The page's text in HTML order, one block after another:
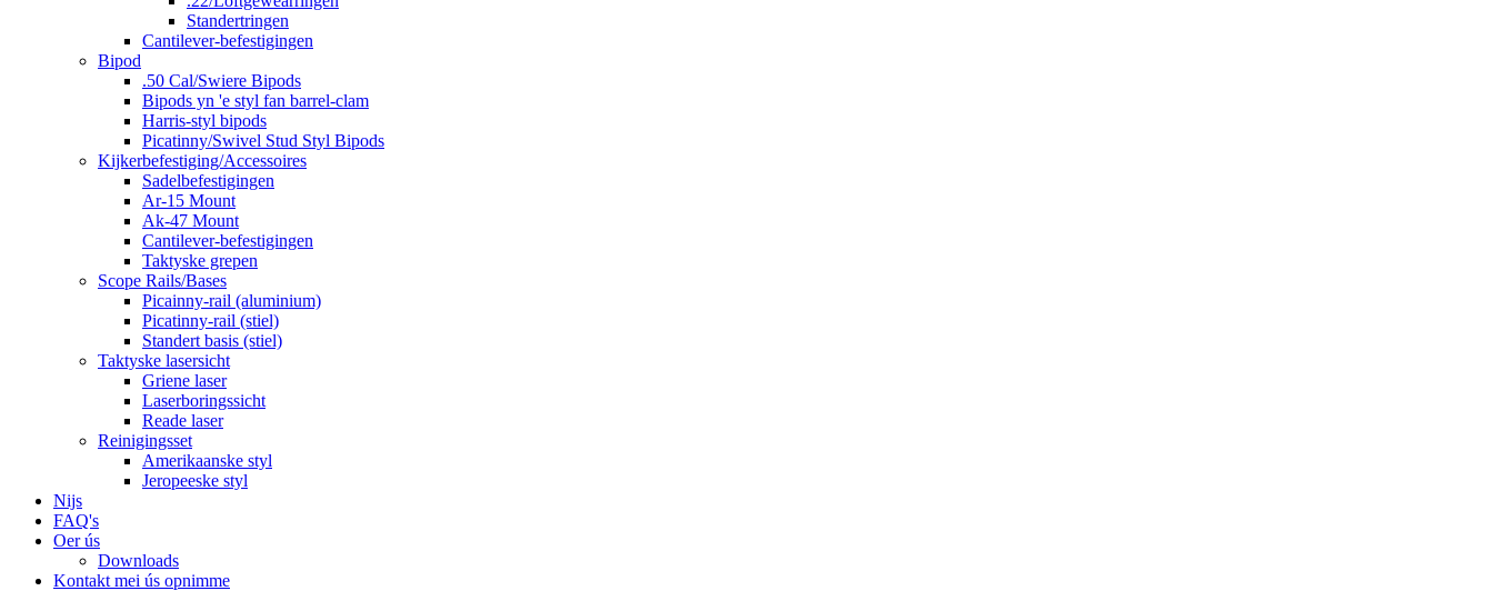
Standertringen
Cantilever-befestigingen
Bipod
.50 Cal/Swiere Bipods
Bipods yn 'e styl fan barrel-clam
Harris-styl bipods
Picatinny/Swivel Stud Styl Bipods
Kijkerbefestiging/Accessoires
Sadelbefestigingen
Ar-15 Mount
Ak-47 Mount
Cantilever-befestigingen
Taktyske grepen
Scope Rails/Bases
Picainny-rail (aluminium)
Picatinny-rail (stiel)
Standert basis (stiel)
Taktyske lasersicht
Griene laser
Laserboringssicht
Reade laser
Reinigingsset
Amerikaanske styl
Jeropeeske styl
Nijs
FAQ's
Oer ús
Downloads
Kontakt mei ús opnimme